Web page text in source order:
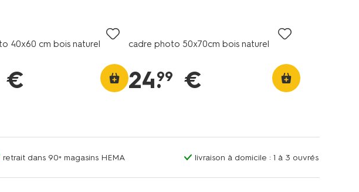
40x60 cm bois naturel
€
cadre photo 50x70cm bois naturel
24.
99 €
retrait dans 90+ magasins HEMA livraison à domicile : 1 à 3 ouvrés